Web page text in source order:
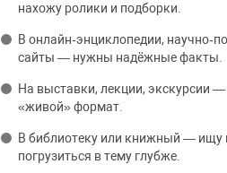
нахожу ролики и подборки.
В онлайн‑энциклопедии,
сайты — нужны надёжные факты.
На выставки, лекции, экскурсии
«живой» формат.
В библиотеку или книжный — ищу
погрузиться в тему глубже.